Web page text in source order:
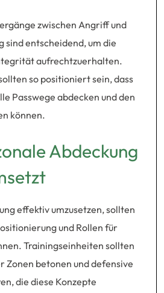
zwischen Angriff und
sind entscheidend, um die
aufrechtzuerhalten.
so positioniert sein, dass
Passwege abdecken und den
können.
Abdeckung
effektiv umzusetzen, sollten
und Rollen für
Trainingseinheiten sollten
Zonen betonen und defensive
die diese Konzepte